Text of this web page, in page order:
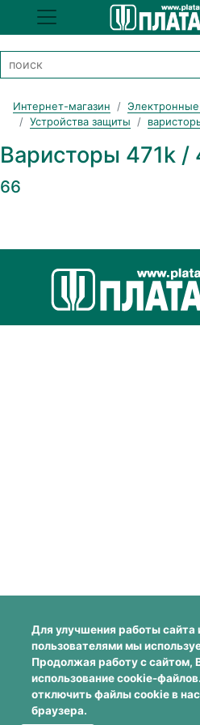
Интернет-магазин
Устройства защиты
Варисторы 471k /
66
Для улучшения работы сайта
пользователями мы
Продолжая работу с сайтом,
использование cookie-
отключить файлы cookie в
браузера.